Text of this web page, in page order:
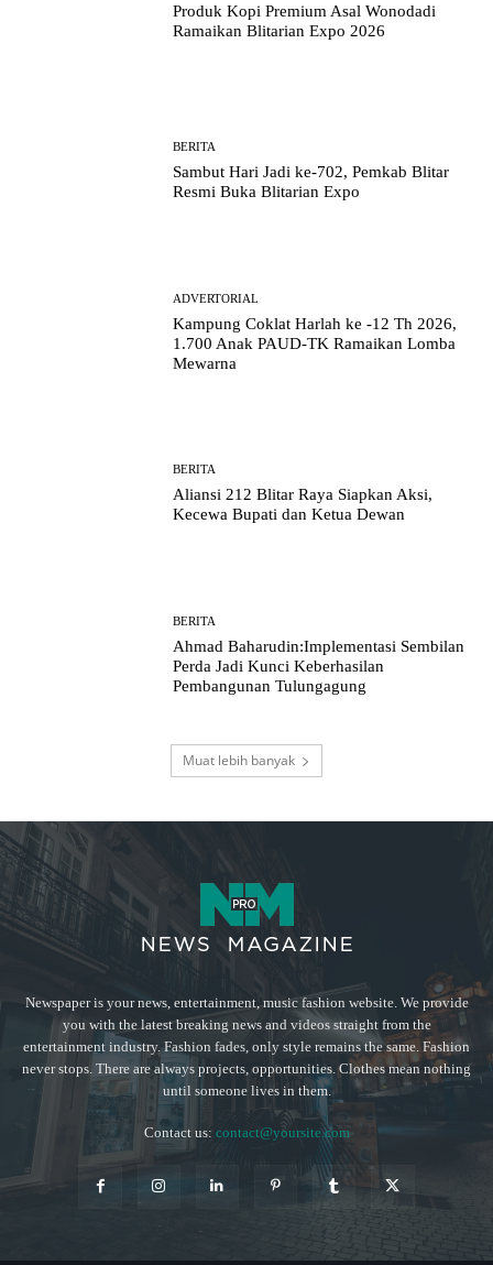
Produk Kopi Premium Asal Wonodadi
Ramaikan Blitarian Expo 2026
BERITA
Sambut Hari Jadi ke-702, Pemkab Blitar
Resmi Buka Blitarian Expo
ADVERTORIAL
Kampung Coklat Harlah ke -12 Th 2026,
1.700 Anak PAUD-TK Ramaikan Lomba
Mewarna
BERITA
Aliansi 212 Blitar Raya Siapkan Aksi,
Kecewa Bupati dan Ketua Dewan
BERITA
Ahmad Baharudin:Implementasi Sembilan
Perda Jadi Kunci Keberhasilan
Pembangunan Tulungagung
Muat lebih banyak
Newspaper is your news, entertainment, music fashion website. We provide
you with the latest breaking news and videos straight from the
entertainment industry. Fashion fades, only style remains the same. Fashion
never stops. There are always projects, opportunities. Clothes mean nothing
until someone lives in them.
Contact us: contact@yoursite.com